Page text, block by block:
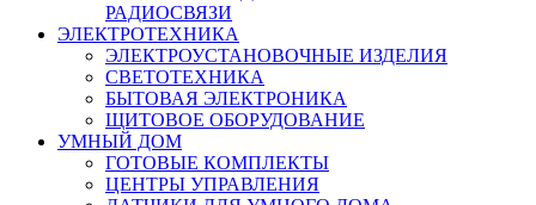
РАДИОСВЯЗИ
ЭЛЕКТРОТЕХНИКА
ЭЛЕКТРОУСТАНОВОЧНЫЕ ИЗДЕЛИЯ
СВЕТОТЕХНИКА
БЫТОВАЯ ЭЛЕКТРОНИКА
ЩИТОВОЕ ОБОРУДОВАНИЕ
УМНЫЙ ДОМ
ГОТОВЫЕ КОМПЛЕКТЫ
ЦЕНТРЫ УПРАВЛЕНИЯ